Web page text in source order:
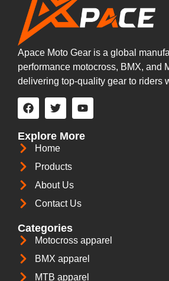
Apace Moto Gear is a global
performance motocross, BMX, and
delivering top-quality gear to riders
Explore More
Home
Products
About Us
Contact Us
Categories
Motocross apparel
BMX apparel
MTB apparel